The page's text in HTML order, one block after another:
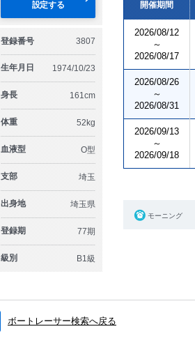
設定する
登録番号 3807
生年月日 1974/10/23
身長 161cm
体重 52kg
血液型 O型
支部 埼玉
出身地 埼玉県
登録期 77期
級別 B1級
開催期間
2026/08/12
～
2026/08/17
2026/08/26
～
2026/08/31
2026/09/13
～
2026/09/18
モーニング
ボートレーサー検索へ戻る